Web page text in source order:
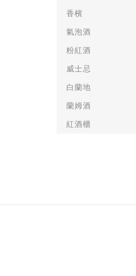
香檳
氣泡酒
粉紅酒
威士忌
白蘭地
蘭姆酒
紅酒櫃